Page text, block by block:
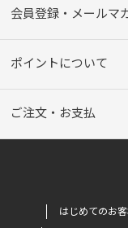
会員登録・メールマ
ポイントについて
ご注文・お支払
はじめてのお